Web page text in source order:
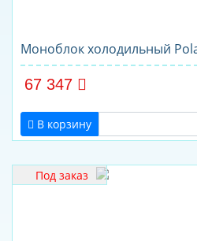
Моноблок холодильный
67 347
В корзину
Под заказ